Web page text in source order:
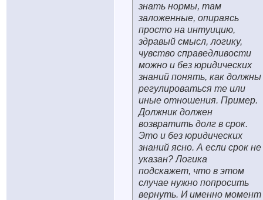
знать нормы, там
заложенные, опираясь
просто на интуицию,
здравый смысл, логику,
чувство справедливости
можно и без юридических
знаний понять, как должны
регулироваться те или
иные отношения. Пример.
Должник должен
возвратить долг в срок.
Это и без юридических
знаний ясно. А если срок не
указан? Логика
подскажет, что в этом
случае нужно попросить
вернуть. И именно момент